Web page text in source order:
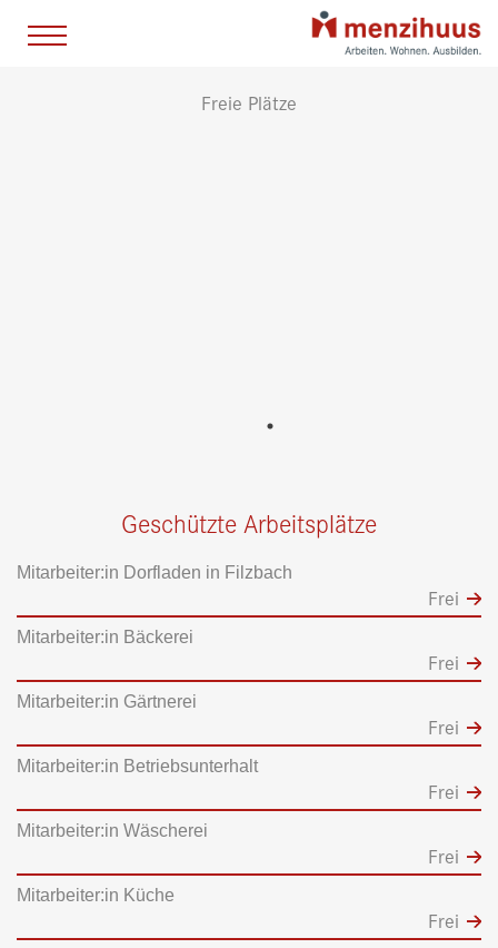
Freie Plätze
Geschützte Arbeitsplätze
Mitarbeiter:in Dorfladen in Filzbach
Frei
Mitarbeiter:in Bäckerei
Frei
Mitarbeiter:in Gärtnerei
Frei
Mitarbeiter:in Betriebsunterhalt
Frei
Mitarbeiter:in Wäscherei
Frei
Mitarbeiter:in Küche
Frei